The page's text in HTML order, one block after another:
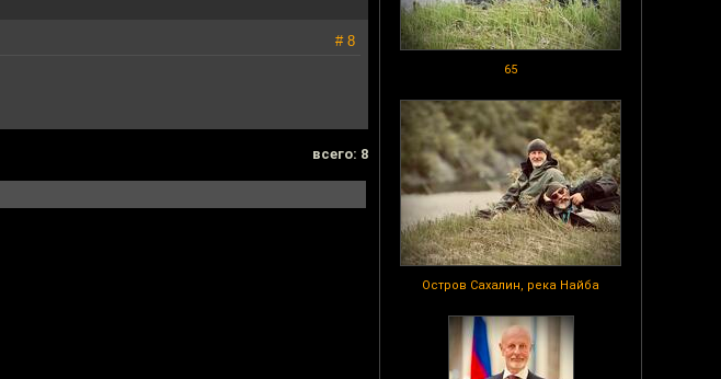
65
Остров Сахалин, река Найба
# 8
всего: 8